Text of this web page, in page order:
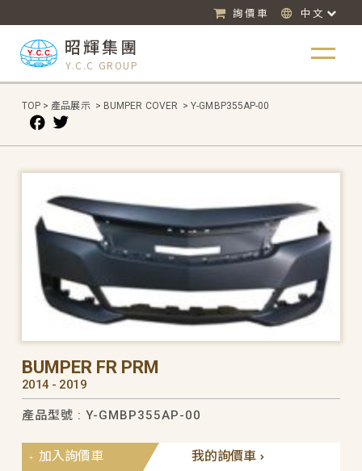
詢價車 中文
昭輝集團
Y.C.C GROUP
TOP > 產品展示 > BUMPER COVER > Y-GMBP355AP-00
BUMPER FR PRM
2014 - 2019
產品型號 : Y-GMBP355AP-00
我的詢價車
加入詢價車